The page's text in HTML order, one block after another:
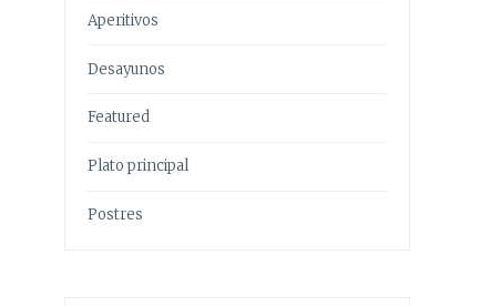
Aperitivos
Desayunos
Featured
Plato principal
Postres